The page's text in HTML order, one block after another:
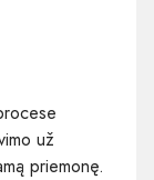
už
priemonę.